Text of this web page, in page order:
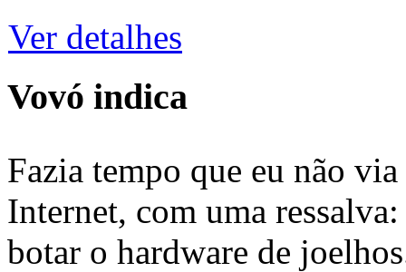
Ver detalhes
Vovó indica
Fazia tempo que eu não
Internet, com uma
botar o hardware de